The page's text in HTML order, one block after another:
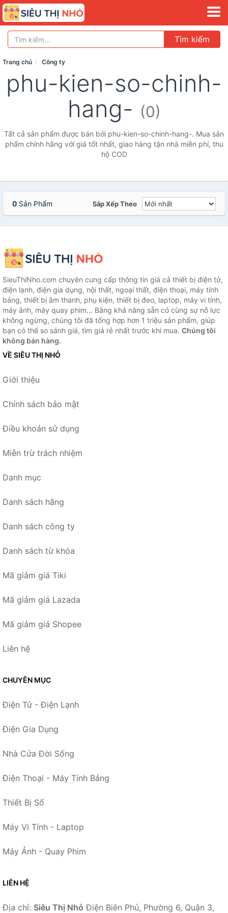
Tìm kiếm
Trang chủ Công ty
phu-kien-so-chinh-
hang- (0)
Tất cả sản phẩm được bán bởi phu-kien-so-chinh-hang-. Mua sản
phẩm chính hãng với giá tốt nhất, giao hàng tận nhà miễn phí, thu
hộ COD
0 Sản Phẩm Sắp Xếp Theo
SieuThiNho.com chuyên cung cấp thông tin giá cả thiết bị điện tử,
điện lạnh, điện gia dụng, nội thất, ngoại thất, điện thoại, máy tính
bảng, thiết bị âm thanh, phụ kiện, thiết bị đeo, laptop, máy vi tính,
máy ảnh, máy quay phim... Bằng khả năng sẵn có cùng sự nỗ lực
không ngừng, chúng tôi đã tổng hợp hơn 1 triệu sản phẩm, giúp
bạn có thể so sánh giá, tìm giá rẻ nhất trước khi mua. Chúng tôi
không bán hàng.
VỀ SIÊU THỊ NHỎ
Giới thiệu
Chính sách bảo mật
Điều khoản sử dụng
Miễn trừ trách nhiệm
Danh mục
Danh sách hãng
Danh sách công ty
Danh sách từ khóa
Mã giảm giá Tiki
Mã giảm giá Lazada
Mã giảm giá Shopee
Liên hệ
CHUYÊN MỤC
Điện Tử - Điện Lạnh
Điện Gia Dụng
Nhà Cửa Đời Sống
Điện Thoại - Máy Tính Bảng
Thiết Bị Số
Máy Vi Tính - Laptop
Máy Ảnh - Quay Phim
LIÊN HỆ
Địa chỉ: Siêu Thị Nhỏ Điện Biên Phủ, Phường 6, Quận 3,